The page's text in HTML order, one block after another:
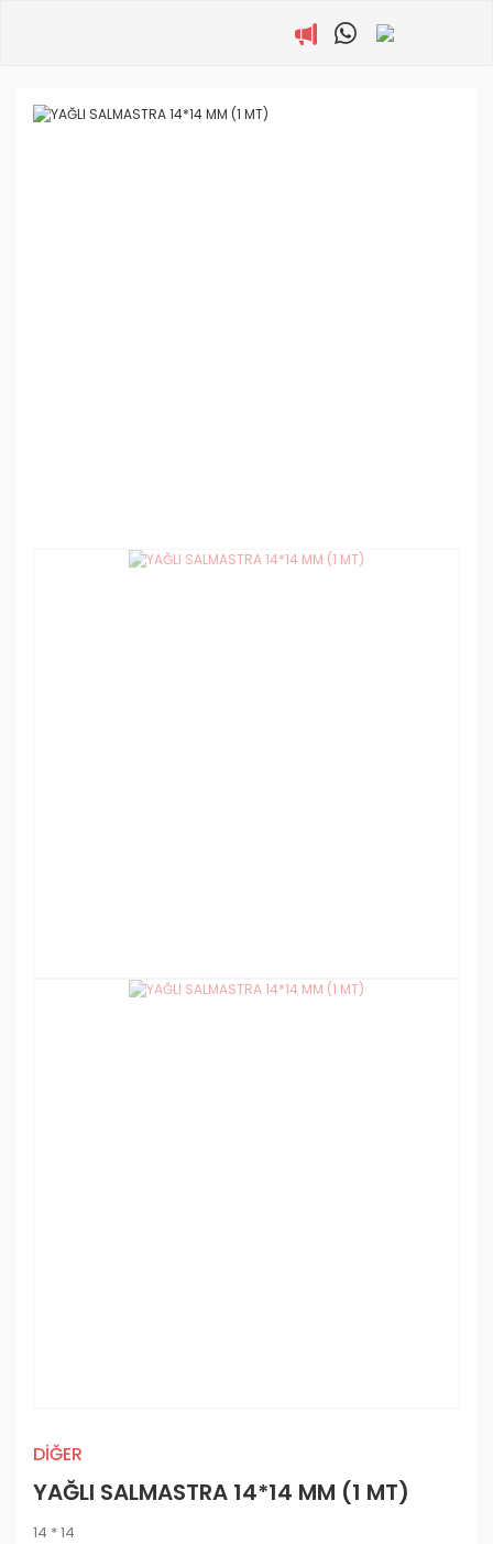
DİĞER
YAĞLI SALMASTRA 14*14 MM (1 MT)
14 * 14